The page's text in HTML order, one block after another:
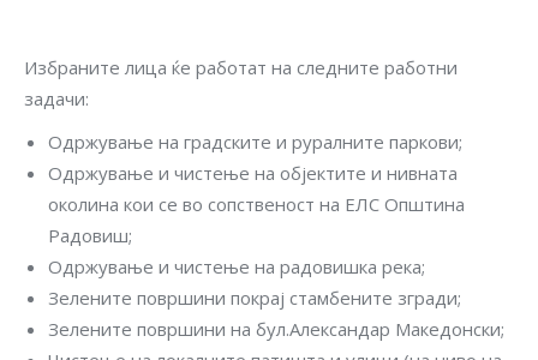
Избраните лица ќе работат на следните работни
задачи:
Одржување на градските и руралните паркови;
Одржување и чистење на објектите и нивната
околина кои се во сопственост на ЕЛС Општина
Радовиш;
Одржување и чистење на радовишка река;
Зелените површини покрај стамбените згради;
Зелените површини на бул.Александар Македонски;